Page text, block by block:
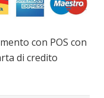
con POS con
di credito